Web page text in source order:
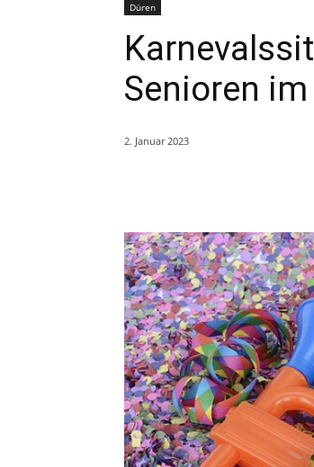
Düren
Senioren
2. Januar 2023